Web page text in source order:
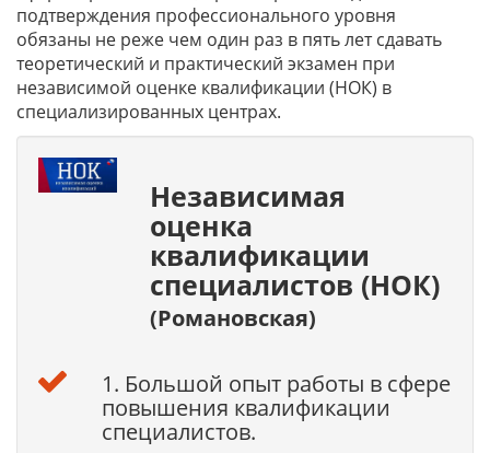
подтверждения профессионального уровня
обязаны не реже чем один раз в пять лет сдавать
теоретический и практический экзамен при
независимой оценке квалификации (НОК) в
специализированных центрах.
Независимая
оценка
квалификации
специалистов (НОК)
(Романовская)
1. Большой опыт работы в сфере
повышения квалификации
специалистов.